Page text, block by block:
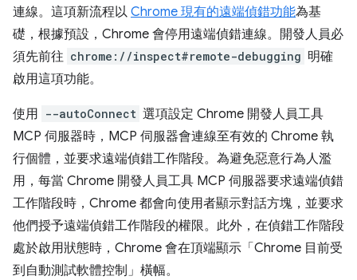
連線。這項新流程以 Chrome 現有的遠端偵錯功能為基
礎，根據預設，Chrome 會停用遠端偵錯連線。開發人員必
須先前往 chrome://inspect#remote-debugging 明確
啟用這項功能。
使用 --autoConnect 選項設定 Chrome 開發人員工具
MCP 伺服器時，MCP 伺服器會連線至有效的 Chrome 執
行個體，並要求遠端偵錯工作階段。為避免惡意行為人濫
用，每當 Chrome 開發人員工具 MCP 伺服器要求遠端偵錯
工作階段時，Chrome 都會向使用者顯示對話方塊，並要求
他們授予遠端偵錯工作階段的權限。此外，在偵錯工作階段
處於啟用狀態時，Chrome 會在頂端顯示「Chrome 目前受
到自動測試軟體控制」橫幅。